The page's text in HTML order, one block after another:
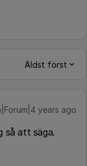
Äldst först
years ago
så att säga.